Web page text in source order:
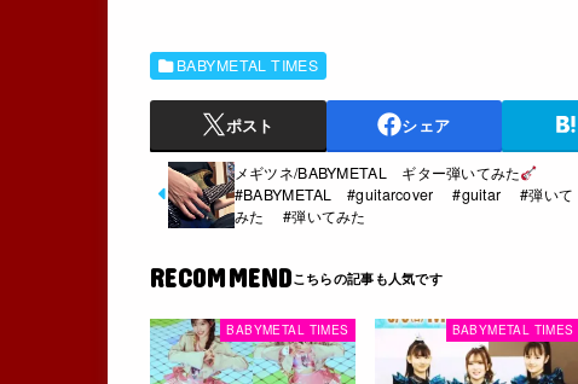
BABYMETAL TIMES
ポスト シェア
メギツネ/BABYMETAL ギター弾いてみた
#BABYMETAL #guitarcover #guitar #弾いて
みた #弾いてみた
RECOMMEND
BABYMETAL TIMES BABYMETAL TIMES